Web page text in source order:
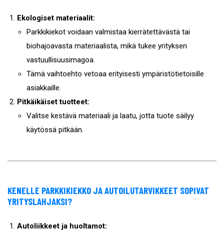
Ekologiset materiaalit:
Parkkikiekot voidaan valmistaa kierrätettävästä tai
biohajoavasta materiaalista, mikä tukee yrityksen
vastuullisuusimagoa.
Tämä vaihtoehto vetoaa erityisesti ympäristötietoisille
asiakkaille.
Pitkäikäiset tuotteet:
Valitse kestävä materiaali ja laatu, jotta tuote säilyy
käytössä pitkään.
KENELLE PARKKIKIEKKO JA AUTOILUTARVIKKEET SOPIVAT
YRITYSLAHJAKSI?
Autoliikkeet ja huoltamot: